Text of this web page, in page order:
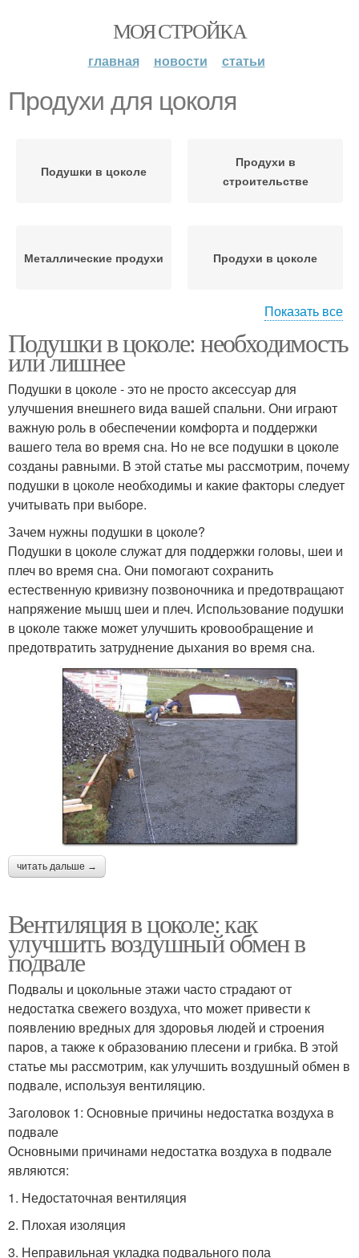
МОЯ СТРОЙКА
главная новости статьи
Продухи для цоколя
Подушки в цоколе
Продухи в
строительстве
Металлические продухи Продухи в цоколе
Продухи для снижения Вентиляция в цоколе
Вентиляционные
продухи
Отверстия в цоколе
Показать все
Подушки в цоколе: необходимость
или лишнее
Подушки в цоколе - это не просто аксессуар для
улучшения внешнего вида вашей спальни. Они играют
важную роль в обеспечении комфорта и поддержки
вашего тела во время сна. Но не все подушки в цоколе
созданы равными. В этой статье мы рассмотрим, почему
подушки в цоколе необходимы и какие факторы следует
учитывать при выборе.
Зачем нужны подушки в цоколе?
Подушки в цоколе служат для поддержки головы, шеи и
плеч во время сна. Они помогают сохранить
естественную кривизну позвоночника и предотвращают
напряжение мышц шеи и плеч. Использование подушки
в цоколе также может улучшить кровообращение и
предотвратить затруднение дыхания во время сна.
читать дальше →
Вентиляция в цоколе: как
улучшить воздушный обмен в
подвале
Подвалы и цокольные этажи часто страдают от
недостатка свежего воздуха, что может привести к
появлению вредных для здоровья людей и строения
паров, а также к образованию плесени и грибка. В этой
статье мы рассмотрим, как улучшить воздушный обмен в
подвале, используя вентиляцию.
Заголовок 1: Основные причины недостатка воздуха в
подвале
Основными причинами недостатка воздуха в подвале
являются:
1. Недостаточная вентиляция
2. Плохая изоляция
3. Неправильная укладка подвального пола